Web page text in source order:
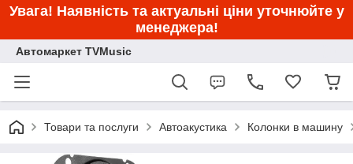
Увага! Наявність та актуальні ціни уточнюйте у
менеджера!
Автомаркет TVMusic
Товари та послуги Автоакустика Колонки в машину